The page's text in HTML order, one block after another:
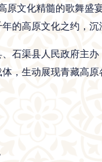
原文化精髓的歌舞
的高原文化之约，
石渠县人民政府主
，生动展现青藏高原